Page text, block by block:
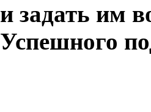
и задать им
Успешного